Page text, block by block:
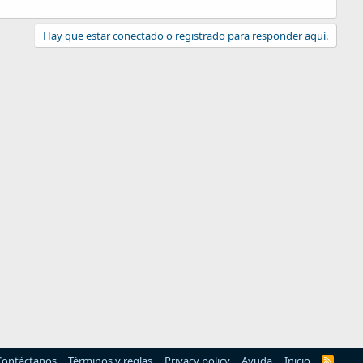
Hay que estar conectado o registrado para responder aquí.
R